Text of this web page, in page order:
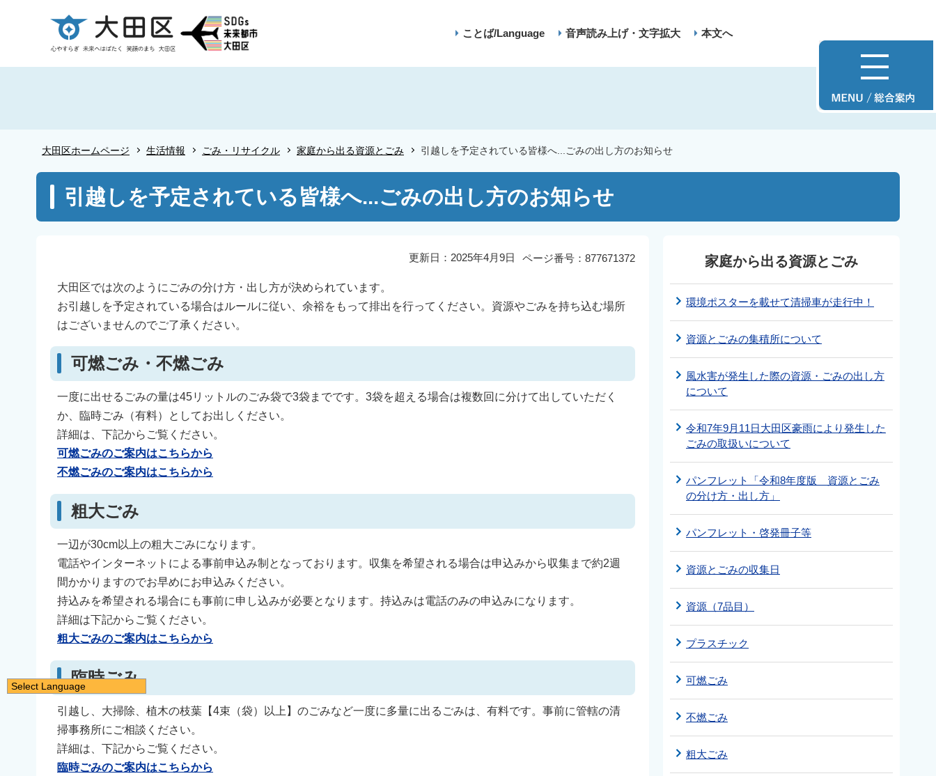
ー
ことば/Language 音声読み上げ・文字拡大 本文へ
大田区ホームページ 生活情報 ごみ・リサイクル 家庭から出る資源とごみ 引越しを予定されている皆様へ...ごみの出し方のお知らせ
こ
引越しを予定されている皆様へ...ごみの出し方のお知らせ
ページ番号：877671372
更新日：2025年4月9日
大田区では次のようにごみの分け方・出し方が決められています。
お引越しを予定されている場合はルールに従い、余裕をもって排出を行ってください。資源やごみを持ち込む場所
はございませんのでご了承ください。
可燃ごみ・不燃ごみ
一度に出せるごみの量は45リットルのごみ袋で3袋までです。3袋を超える場合は複数回に分けて出していただく
か、臨時ごみ（有料）としてお出しください。
詳細は、下記からご覧ください。
可燃ごみのご案内はこちらから
不燃ごみのご案内はこちらから
粗大ごみ
一辺が30cm以上の粗大ごみになります。
電話やインターネットによる事前申込み制となっております。収集を希望される場合は申込みから収集まで約2週
間かかりますのでお早めにお申込みください。
持込みを希望される場合にも事前に申し込みが必要となります。持込みは電話のみの申込みになります。
詳細は下記からご覧ください。
粗大ごみのご案内はこちらから
臨時ごみ
引越し、大掃除、植木の枝葉【4束（袋）以上】のごみなど一度に多量に出るごみは、有料です。事前に管轄の清
掃事務所にご相談ください。
詳細は、下記からご覧ください。
臨時ごみのご案内はこちらから
家庭から出る資源とごみ
環境ポスターを載せて清掃車が走行中！
資源とごみの集積所について
風水害が発生した際の資源・ごみの出し方
について
令和7年9月11日大田区豪雨により発生した
ごみの取扱いについて
パンフレット「令和8年度版 資源とごみ
の分け方・出し方」
パンフレット・啓発冊子等
資源とごみの収集日
資源（7品目）
プラスチック
可燃ごみ
不燃ごみ
粗大ごみ
Select Language